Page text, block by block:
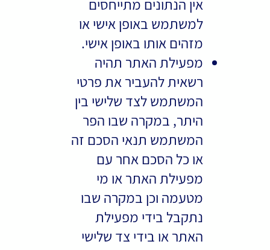
אין הנתונים מתייחסים
למשתמש באופן אישי או
מזהים אותו באופן אישי.
מפעילת האתר תהיה
רשאית להעביר את פרטי
המשתמש לצד שלישי בין
היתר, במקרה שבו הפר
המשתמש תנאי הסכם זה
או כל הסכם אחר עם
מפעילת האתר או מי
מטעמה וכן במקרה שבו
נתקבל בידי מפעילת
האתר או בידי צד שלישי